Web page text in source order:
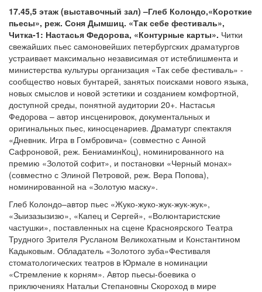
17.45,5 этаж (выставочный зал) –Глеб Колондо,«Короткие
пьесы», реж. Соня Дымшиц. «Так себе фестиваль»,
Читка-1: Настасья Федорова, «Контурные карты». Читки
свежайших пьес самоновейших петербургских драматургов
устраивает максимально независимая от истеблишмента и
министерства культуры организация «Так себе фестиваль» -
сообщество новых бунтарей, занятых поисками нового языка,
новых смыслов и новой эстетики и созданием комфортной,
доступной среды, понятной аудитории 20+. Настасья
Федорова – автор инсценировок, документальных и
оригинальных пьес, киносценариев. Драматург спектакля
«Дневник. Игра в Гомбровича» (совместно с Анной
Сафроновой, реж. БениаминКоц), номинированного на
премию «Золотой софит», и постановки «Черный монах»
(совместно с Элиной Петровой, реж. Вера Попова),
номинированной на «Золотую маску».
Глеб Колондо–автор пьес «Жуко-жуко-жук-жук-жук»,
«Зыизазызизю», «Капец и Сергей», «Волюнтаристские
частушки», поставленных на сцене Красноярского Театра
Трудного Зрителя Русланом Великохатным и Константином
Кадыковым. Обладатель «Золотого зуба»Фестиваля
стоматологических театров в Юрмале в номинации
«Стремление к корням». Автор пьесы-боевика о
приключениях Натальи Степановны Скороход в мире